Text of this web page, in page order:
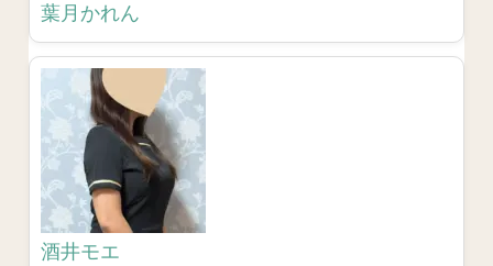
葉月かれん
酒井モエ